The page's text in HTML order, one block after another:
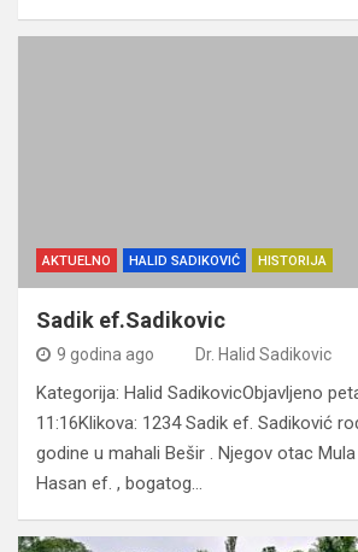
AKTUELNO HALID SADIKOVIĆ HISTORIJA
Sadik ef.Sadikovic
9 godina ago Dr. Halid Sadikovic
Kategorija: Halid SadikovicObjavljeno
11:16Klikova: 1234 Sadik ef. Sadiković
godine u mahali Bešir . Njegov otac
Hasan ef. , bogatog…